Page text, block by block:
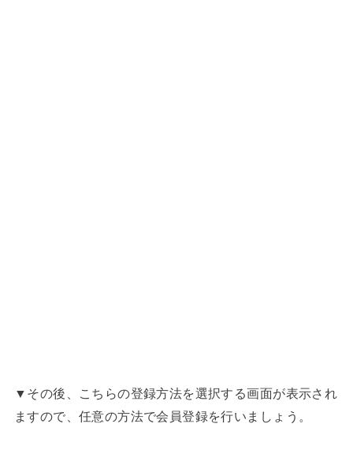
▼その後、こちらの登録方法を選択する画面が表示され
ますので、任意の方法で会員登録を行いましょう。